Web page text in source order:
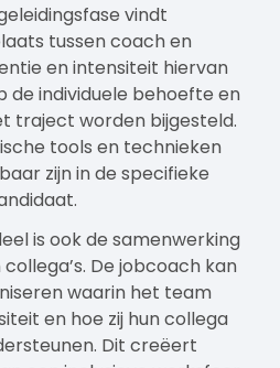
vindt
tussen coach en
en intensiteit hiervan
de individuele behoefte en
traject worden bijgesteld.
tools en technieken
zijn in de specifieke
is ook de samenwerking
De jobcoach kan
waarin het team
en hoe zij hun collega
Dit creëert